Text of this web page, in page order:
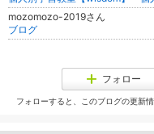
mozomozo-2019さん
ブログ
フォロー
フォローすると、このブログの更新情